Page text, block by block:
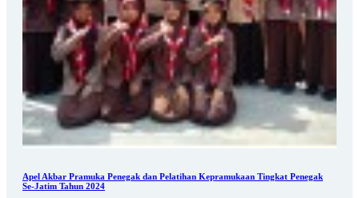
Apel Akbar Pramuka Penegak dan Pelatihan Kepramukaan Tingkat Penegak
Se-Jatim Tahun 2024